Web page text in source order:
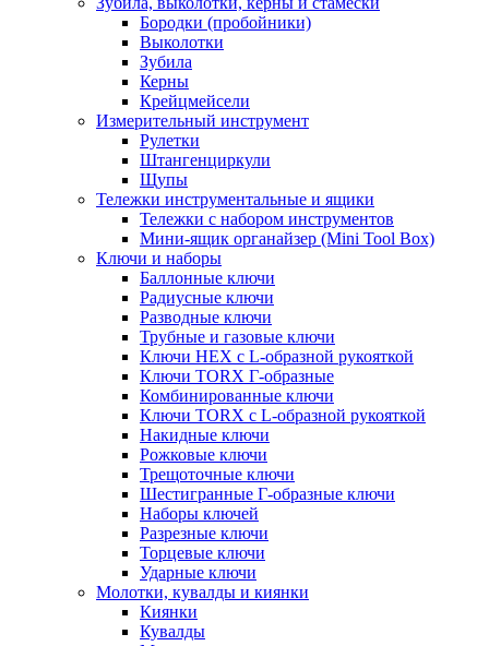
Бородки (пробойники)
Выколотки
Зубила
Керны
Крейцмейсели
Измерительный инструмент
Рулетки
Штангенциркули
Щупы
Тележки инструментальные и ящики
Тележки с набором инструментов
Мини-ящик органайзер (Mini Tool Box)
Ключи и наборы
Баллонные ключи
Радиусные ключи
Разводные ключи
Трубные и газовые ключи
Ключи HEX с L-образной рукояткой
Ключи TORX Г-образные
Комбинированные ключи
Ключи TORX с L-образной рукояткой
Накидные ключи
Рожковые ключи
Трещоточные ключи
Шестигранные Г-образные ключи
Наборы ключей
Разрезные ключи
Торцевые ключи
Ударные ключи
Молотки, кувалды и киянки
Киянки
Кувалды